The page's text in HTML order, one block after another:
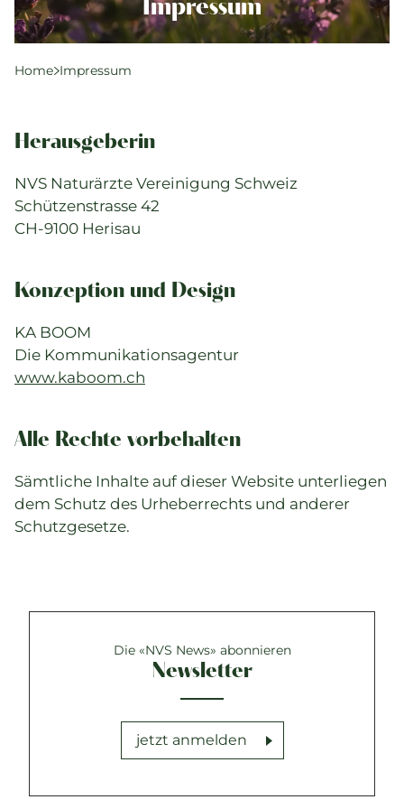
Praxisführung
Karriere & Jobs
Aktuelle Veranstaltungen
Suchverzeichnisse
Impressum
Home Impressum
Herausgeberin
NVS Naturärzte Vereinigung Schweiz
Schützenstrasse 42
CH-9100 Herisau
Konzeption und Design
KA BOOM
Die Kommunikationsagentur
www.kaboom.ch
Alle Rechte vorbehalten
Sämtliche Inhalte auf dieser Website unterliegen
dem Schutz des Urheberrechts und anderer
Schutzgesetze.
Die «NVS News» abonnieren
Newsletter
jetzt anmelden